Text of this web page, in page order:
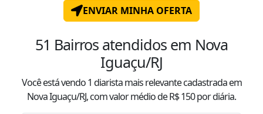
ENVIAR MINHA OFERTA
51 Bairros atendidos em Nova
Iguaçu/RJ
Você está vendo1 diarista mais relevante cadastrada em
Nova Iguaçu/RJ, com valormédiode R$150por diária.